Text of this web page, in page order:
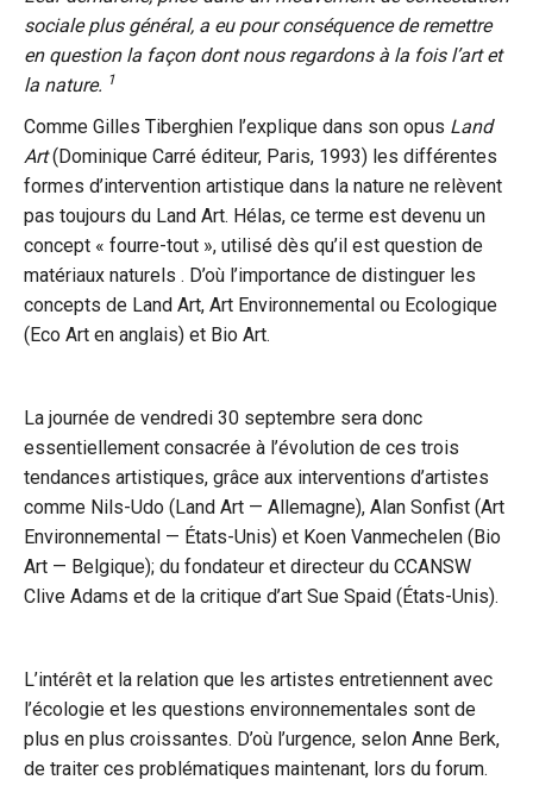
sociale plus général, a eu pour conséquence de remettre
en question la façon dont nous regardons à la fois l’art et
la nature. 1
Comme Gilles Tiberghien l’explique dans son opus Land
Art(Dominique Carré éditeur, Paris, 1993) les différentes
formes d’intervention artistique dans la nature ne relèvent
pas toujours du Land Art. Hélas, ce terme est devenu un
concept « fourre-tout », utilisé dès qu’il est question de
matériaux naturels . D’où l’importance de distinguer les
concepts de Land Art, Art Environnemental ou Ecologique
(Eco Art en anglais) et Bio Art.
La journée de vendredi 30 septembre sera donc
essentiellement consacrée à l’évolution de ces trois
tendances artistiques, grâce aux interventions d’artistes
comme Nils-Udo (Land Art — Allemagne), Alan Sonfist (Art
Environnemental — États-Unis) et Koen Vanmechelen (Bio
Art — Belgique); du fondateur et directeur du CCANSW
Clive Adams et de la critique d’art Sue Spaid (États-Unis).
L’intérêt et la relation que les artistes entretiennent avec
l’écologie et les questions environnementales sont de
plus en plus croissantes. D’où l’urgence, selon Anne Berk,
de traiter ces problématiques maintenant, lors du forum.